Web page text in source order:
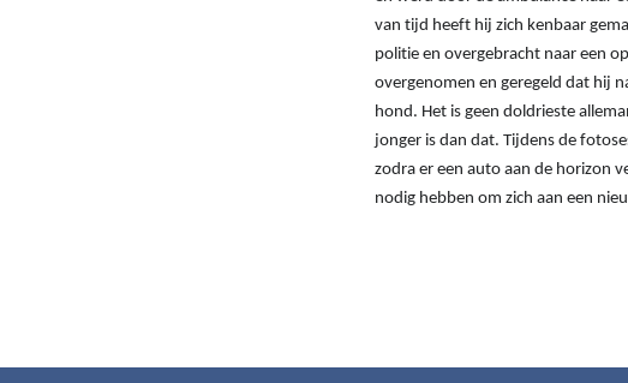
van tijd heeft hij zich kenbaar
politie en overgebracht naar een
overgenomen en geregeld dat hij
hond. Het is geen doldrieste
jonger is dan dat. Tijdens de
zodra er een auto aan de horizon
nodig hebben om zich aan een